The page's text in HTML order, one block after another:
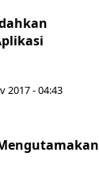
2017 - 04:43